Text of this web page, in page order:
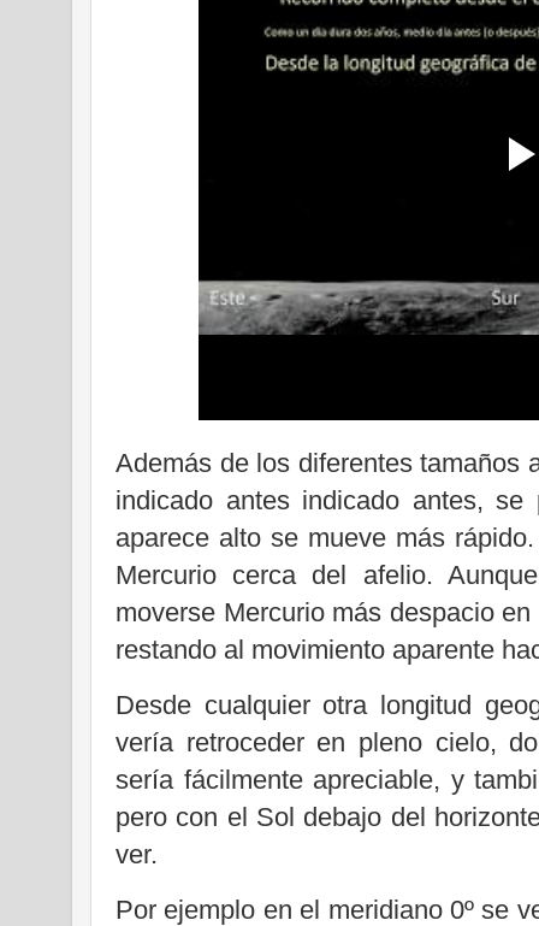
Además de los diferentes tamaños
indicado antes indicado antes,
aparece alto se mueve más
Mercurio cerca del afelio.
moverse Mercurio más despacio
restando al movimiento aparente
Desde cualquier otra longitud
vería retroceder en pleno cielo,
sería fácilmente apreciable, y
pero con el Sol debajo del
ver.
Por ejemplo en el meridiano 0º se